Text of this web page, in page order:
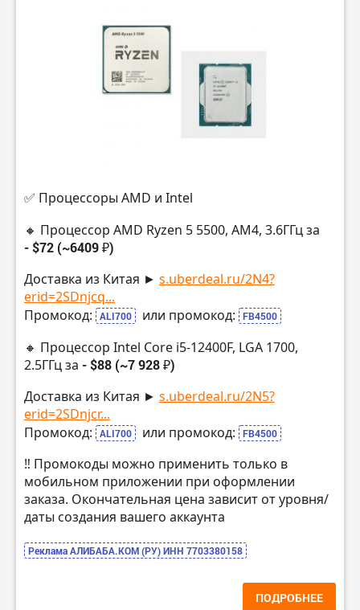
✅ Процессоры AMD и Intel
🔸 Процессор AMD Ryzen 5 5500, AM4, 3.6ГГц за
- $72 (~6409 ₽)
Доставка из Китая ► s.uberdeal.ru/2N4?
erid=2SDnjcq...
Промокод:
ALI700 или промокод: FB4500
🔸 Процессор Intel Core i5-12400F, LGA 1700,
2.5ГГц за - $88 (~7 928 ₽)
Доставка из Китая ► s.uberdeal.ru/2N5?
erid=2SDnjcr...
Промокод:
ALI700 или промокод: FB4500
‼️ Промокоды можно применить только в
мобильном приложении при оформлении
заказа. Окончательная цена зависит от уровня/
даты создания вашего аккаунта
Реклама АЛИБАБА.КОМ (РУ) ИНН 7703380158
ПОДРОБНЕЕ